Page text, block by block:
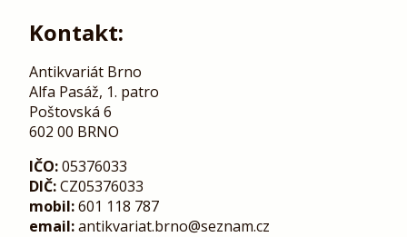
Kontakt:
Antikvariát Brno
Alfa Pasáž, 1. patro
Poštovská 6
602 00 BRNO
IČO:05376033
DIČ:CZ05376033
mobil:601 118 787
email:antikvariat.brno@seznam.cz